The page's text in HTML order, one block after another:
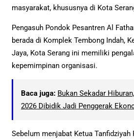
masyarakat, khususnya di Kota
Pengasuh Pondok Pesantren Al
berada di Komplek Tembong Indah,
Jaya, Kota Serang ini memiliki
kepemimpinan organisasi.
Baca juga: Bukan Sekadar
2026 Dibidik Jadi Penggerak
Sebelum menjabat Ketua Tanfidziyah